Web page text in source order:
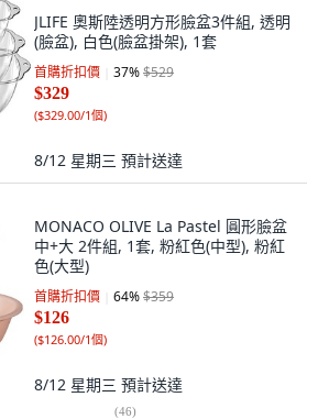
JLIFE 奧斯陸透明方形臉盆3件組, 透明
(臉盆), 白色(臉盆掛架), 1套
首購折扣價 37%$529
$329
($329.00/1個)
8/12 星期三 預計送達
MONACO OLIVE La Pastel 圓形臉盆
中+大 2件組, 1套, 粉紅色(中型), 粉紅
色(大型)
首購折扣價 64%$359
$126
($126.00/1個)
8/12 星期三 預計送達
(46)